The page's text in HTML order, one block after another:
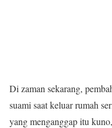
Di zaman sekarang,
suami saat keluar rumah
yang menganggap itu